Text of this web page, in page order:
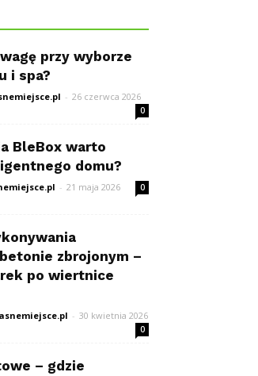
przy wyborze
i spa?
- 26 czerwca 2026
0
BleBox warto
domu?
- 21 maja 2026 0
zbrojonym –
po wiertnice
- 30 kwietnia 2026
0
– gdzie